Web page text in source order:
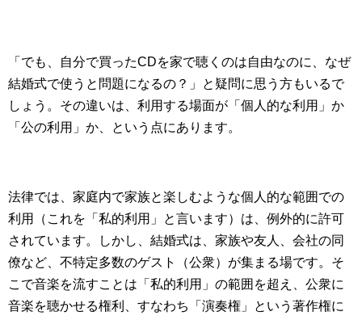
「でも、自分で買ったCDを家で聴くのは自由なのに、なぜ
結婚式で使うと問題になるの？」と疑問に思う方もいるで
しょう。その違いは、利用する場面が「個人的な利用」か
「公の利用」か、という点にあります。
法律では、家庭内で家族と楽しむような個人的な範囲での
利用（これを「私的利用」と言います）は、例外的に許可
されています。しかし、結婚式は、家族や友人、会社の同
僚など、不特定多数のゲスト（公衆）が集まる場です。そ
こで音楽を流すことは「私的利用」の範囲を超え、公衆に
音楽を聴かせる権利、すなわち「演奏権」という著作権に